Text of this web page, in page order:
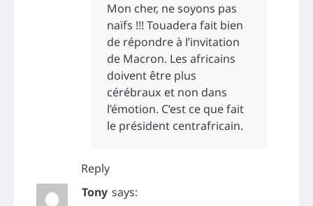
Mon cher, ne soyons pas
naïfs !!! Touadera fait bien
de répondre à l’invitation
de Macron. Les africains
doivent être plus
cérébraux et non dans
l’émotion. C’est ce que fait
le président centrafricain.
Reply
Tony says: